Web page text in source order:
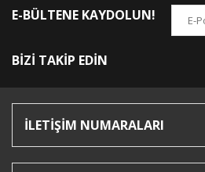
E-BÜLTENE KAYDOLUN!
BİZİ TAKİP EDİN
İLETİŞİM NUMARALARI